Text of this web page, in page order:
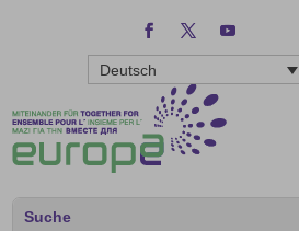
Deutsch